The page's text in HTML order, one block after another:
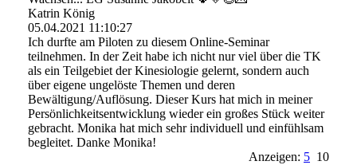
Katrin König
05.04.2021 11:10:27
Ich durfte am Piloten zu diesem Online-Seminar
teilnehmen. In der Zeit habe ich nicht nur viel über die TK
als ein Teilgebiet der Kinesiologie gelernt, sondern auch
über eigene ungelöste Themen und deren
Bewältigung/Auflösung. Dieser Kurs hat mich in meiner
Persö­nlichkeitsentwicklung wieder ein großes Stück weiter
gebracht. Monika hat mich sehr individuell und einfühlsam
begleitet. Danke Monika!
Anzeigen: 5 10